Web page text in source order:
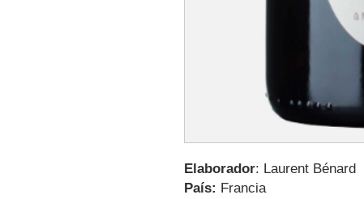
Elaborador: Laurent Bénard
País: Francia